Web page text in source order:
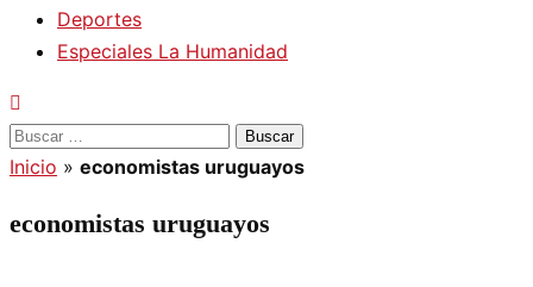
Deportes
Especiales La Humanidad
Buscar:
Inicio » economistas uruguayos
economistas uruguayos